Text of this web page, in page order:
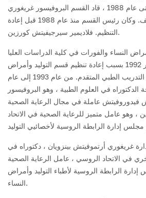
حتى عام 1988 ، قاد القسم البروفيسور غريغوري
كوزميتش سوكوشيف. وكان رئيس القسم منذ عام 1988 قبل إعادة
التنظيم. فلاديمير سيرجيفيتش كورزين.
النساء والفورات في كلية الدراسات العليا
التدريبية الطبية في سبتمبر 1992 بسبب إعادة تنظيم قسم التوليد وأمراض
الطبي المتقدم.
من عام 1993 إلى عام
الدكتوراه في العلوم الطبية ، وهو البروفيسور
فيدوروفيتش عاملة في مجال الرعاية الصحية
، وهو عامل متميز للرعاية الصحية في الاتحاد
2009 ، قاد الإدارة غريغوري أرتموفيتش بينزويان ، دكتوراه في
في الاتحاد الروسي ، عامل الرعاية الصحية
الرابطة الروسية لأطباء التوليد وأمراض
النساء.